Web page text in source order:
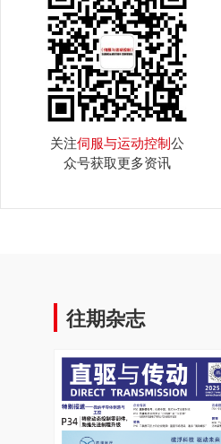
关注伺服与运动控制公
众号获取更多资讯
往期杂志